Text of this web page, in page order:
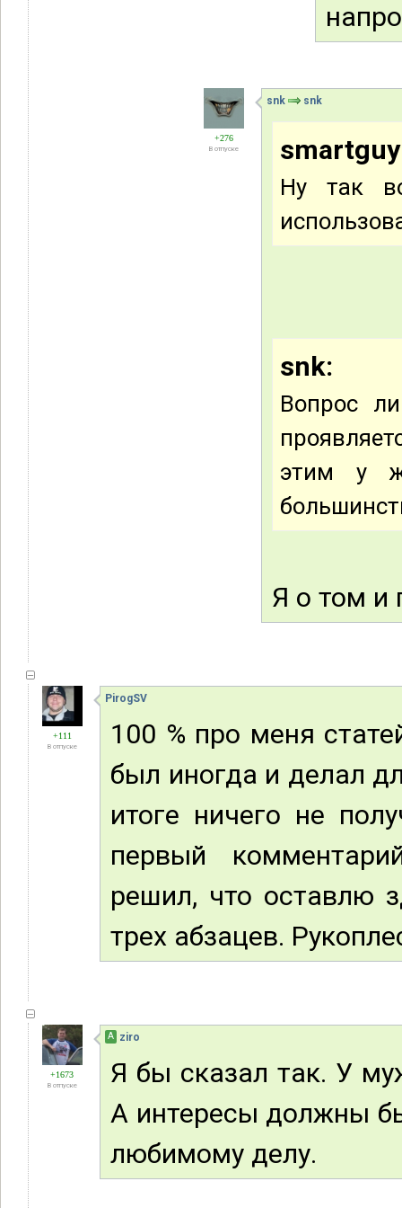
+276
В отпуске
snk snk
Ну так
snk:
Вопрос
этим у
Я о том и
+111
В отпуске
PirogSV
100 % про меня
был иногда и делал
итоге ничего не
первый
решил, что оставлю
трех абзацев.
+1673
В отпуске
А ziro
Я бы сказал так. У
А интересы должны
любимому делу.